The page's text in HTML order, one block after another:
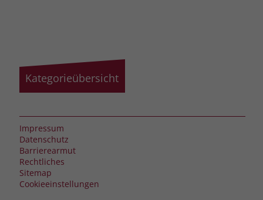
Kategorieübersicht
Impressum
Datenschutz
Barrierearmut
Rechtliches
Sitemap
Cookieeinstellungen